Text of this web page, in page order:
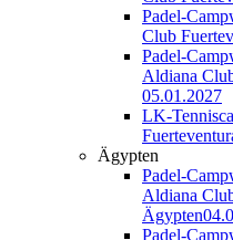
Padel-
Club
Padel-
Aldiana
05.01.2027
LK-
Ägypten
Padel-
Aldiana
Ägypten
Padel-